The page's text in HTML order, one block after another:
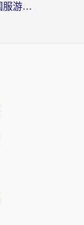
意大利怎么玩神雕侠侣？海外党国服游戏加速终极指南（附欧洲玩王者王国保卫战4不卡技巧）